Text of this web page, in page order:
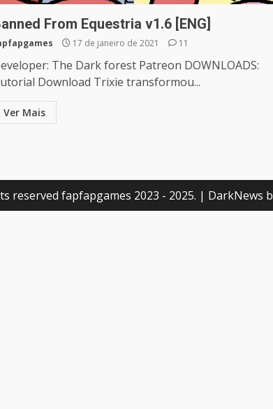
From Equestria v1.6 [ENG]
17 de janeiro de 2021 11
The Dark forest Patreon DOWNLOADS:
Download Trixie transformou...
Ver Mais
reserved fapfapgames 2023 - 2025. | DarkNews